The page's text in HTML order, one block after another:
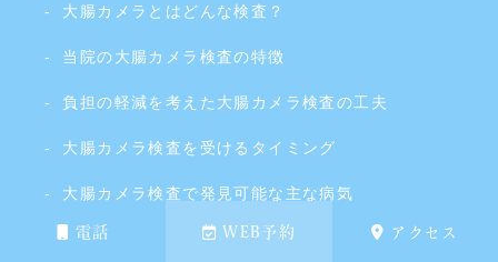
電話 WEB予約 アクセス
大腸カメラとはどんな検査？
当院の大腸カメラ検査の特徴
負担の軽減を考えた大腸カメラ検査の工夫
大腸カメラ検査を受けるタイミング
大腸カメラ検査で発見可能な主な病気
大腸カメラ検査の費用（目安）